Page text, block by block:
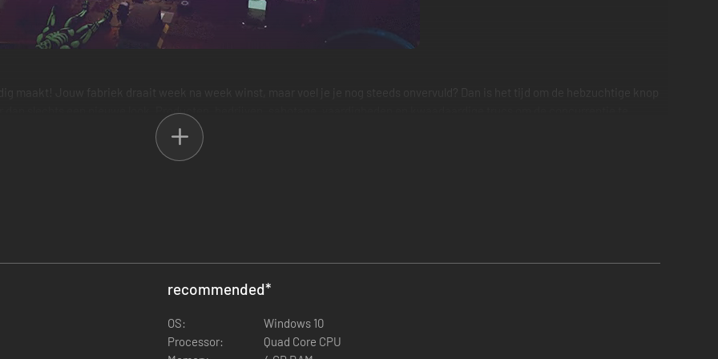
maakt! Jouw fabriek draait week na week winst, maar voel je je nog steeds onvervuld? Dan is het tijd om de hebzuchtige knop
slechts een nieuwe look. Producten, bedrijven, sabotage, vaardigheden en kwaadaardige trucs om de concurrentie te
in een boosaardig wonderland.
recommended*
OS:
Windows 10
Processor:
Quad Core CPU